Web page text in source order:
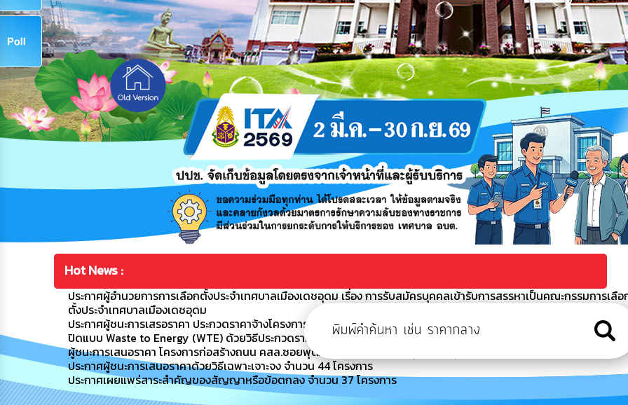
Hot News :
ประกาศผู้อำนวยการการเลือกตั้งประจำเทศบาลเมืองเดชอุดม เรื่อง การรับสมัครบุคคลเข้ารับการสรรหาเป็นคณะกรรมการเลือ
ตั้งประจำเทศบาลเมืองเดชอุดม
ประกาศผู้ชนะการเสรอราคา ประกวดราคาจ้างโครงการบริหารจัดการขยะมูลฝอยชุมชนโดยการแปรรูปเป็นพลังงานไฟฟ้าระบบ
ปิดแบบ Waste to Energy (WTE) ด้วยวิธีประกวดราคาอิเล็กทรอนิกส์ (e-bidding) (เลขที่โครงการ : 670391
ผู้ชนะการเสนอราคา โครงการก่อสร้างถนน คสล.ซอยพุฒพัน 1 (ช่วงจากซอยพุมพัน - สุดเขตทางหลวงท้องถิ่น)
ประกาศผู้ชนะการเสนอราคาด้วยวิธีเฉพาะเจาะจง จำนวน 44 โครงการ
ประกาศเผยแพร่สาระสำคัญของสัญญาหรือข้อตกลง จำนวน 37 โครงการ